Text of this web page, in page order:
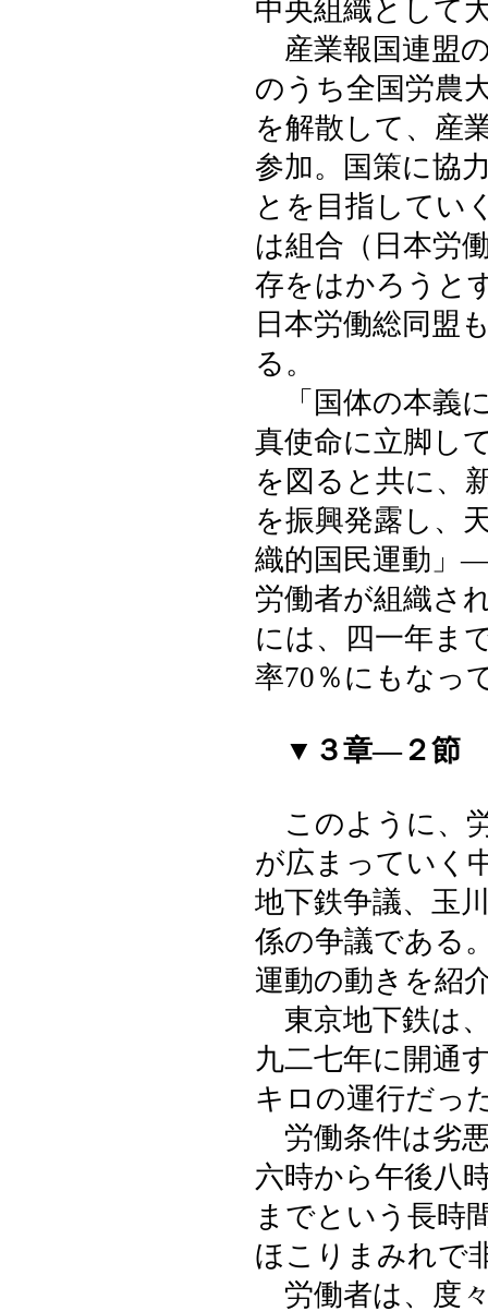
中央組織として
産業報国連盟
のうち全国労農
を解散して、産
参加。国策に協
とを目指してい
は組合（日本労
存をはかろうと
日本労働総同盟
る。
「国体の本義
真使命に立脚し
を図ると共に、
を振興発露し、
織的国民運動」
労働者が組織さ
には、四一年ま
率70％にもなっ
▼３章―２節
このように、
が広まっていく
地下鉄争議、玉
係の争議である
運動の動きを紹
東京地下鉄は
九二七年に開通
キロの運行だっ
労働条件は劣
六時から午後八
までという長時
ほこりまみれで
労働者は、度